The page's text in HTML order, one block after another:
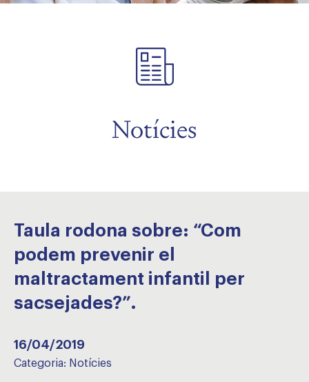
Notícies
Taula rodona sobre: “Com
podem prevenir el
maltractament infantil per
sacsejades?”.
16/04/2019
Categoria: Notícies